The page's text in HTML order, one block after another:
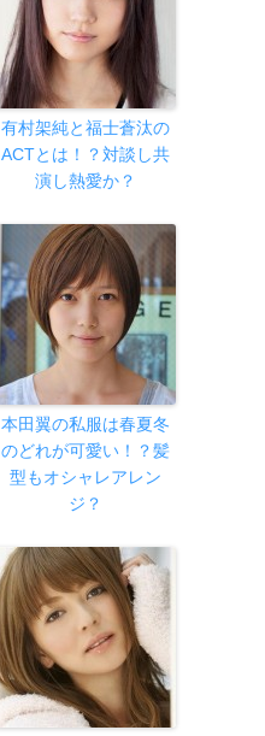
有村架純と福士蒼汰の
ACTとは！？対談し共
演し熱愛か？
本田翼の私服は春夏冬
のどれが可愛い！？髪
型もオシャレアレン
ジ？